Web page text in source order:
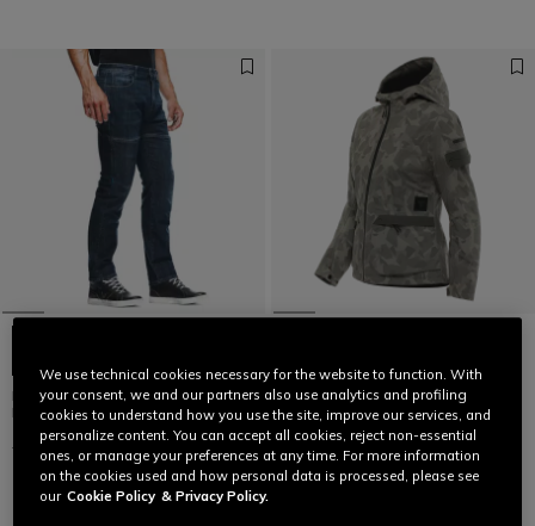
DENIM BLAST REGULAR TEX
PANTS
€ 209,95 -30%
CENTRALE ABSØLUTESHELL PRO
JACKET WMN
€ 329 € 197,40 -40%
We use technical cookies necessary for the website to function. With
your consent, we and our partners also use analytics and profiling
cookies to understand how you use the site, improve our services, and
personalize content. You can accept all cookies, reject non-essential
ones, or manage your preferences at any time. For more information
on the cookies used and how personal data is processed, please see
our Cookie Policy & Privacy Policy.